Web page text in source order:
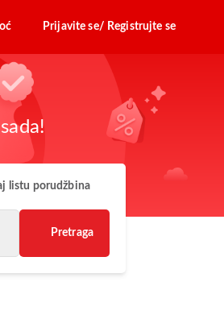
Prijavite se/ Registrujte se
listu porudžbina
Pretraga